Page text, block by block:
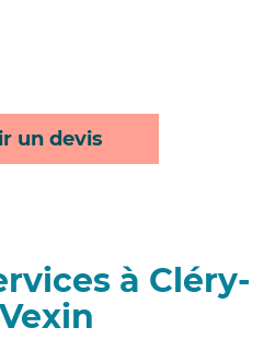
un devis
à Cléry-